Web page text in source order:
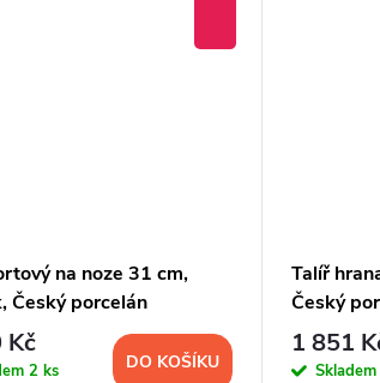
na noze 31 cm,
Český porcelán
Kč
2 ks DO KOŠÍKU
Talíř
Český
1 851
Skladem